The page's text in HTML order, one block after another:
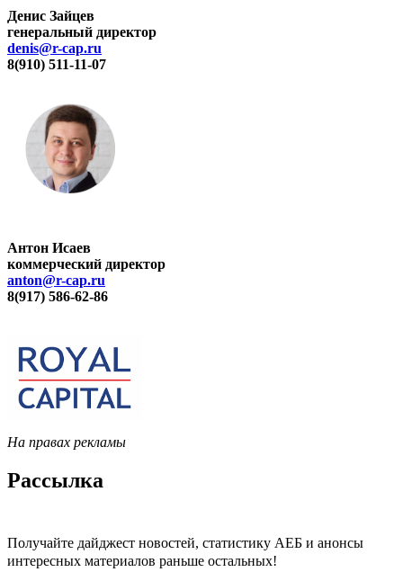
Денис Зайцев
генеральный директор
denis@r-cap.ru
8(910) 511-11-07
Антон Исаев
коммерческий директор
anton@r-cap.ru
8(917) 586-62-86
На правах рекламы
Рассылка
Получайте дайджест новостей, статистику АЕБ и анонсы
интересных материалов раньше остальных!